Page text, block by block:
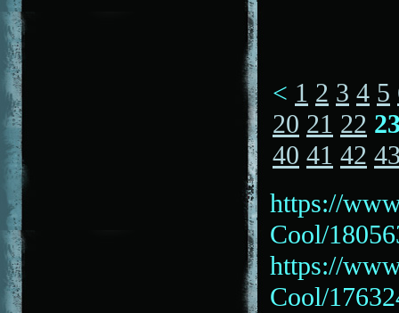
< 1 2 3 4 5
20 21 22
40 41 42
https://
Cool/
https://
Cool/